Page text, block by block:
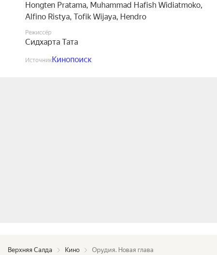
Hongten Pratama, Muhammad Hafish Widiatmoko,
Alfino Ristya, Tofik Wijaya, Hendro
Режиссёр
Сидхарта Тата
ИсточникКинопоиск
Верхняя Салда Кино Орудия. Новая глава